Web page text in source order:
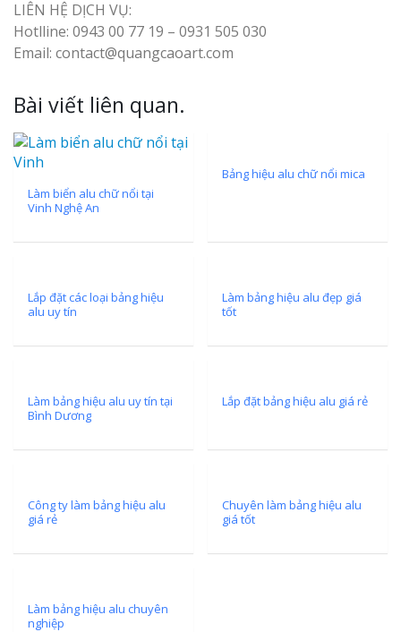
LIÊN HỆ DỊCH VỤ:
Hotlline: 0943 00 77 19 – 0931 505 030
Email: contact@quangcaoart.com
Bài viết liên quan.
Làm biển alu chữ nổi tại
Vinh Nghệ An
Bảng hiệu alu chữ nổi mica
Lắp đặt các loại bảng hiệu
alu uy tín
Làm bảng hiệu alu đẹp giá
tốt
Làm bảng hiệu alu uy tín tại
Bình Dương
Lắp đặt bảng hiệu alu giá rẻ
Công ty làm bảng hiệu alu
giá rẻ
Chuyên làm bảng hiệu alu
giá tốt
Làm bảng hiệu alu chuyên
nghiệp
Thuốc Nghệ An Chuẩn
Mỏng Nghệ
Bảng Hiệu